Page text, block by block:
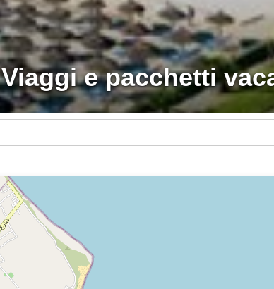
Viaggi e pacchetti